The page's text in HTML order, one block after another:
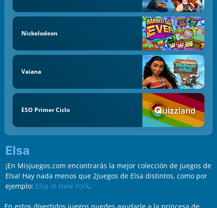
Nickelodeon
Vaiana
ESO Primer Ciclo
Elsa
¡En Misjuegos.com encontrarás la mejor colección de juegos de
Elsa! Hay nada menos que 2juegos de Elsa distintos, como por
ejemplo: Elsa in New York.
En estos divertidos juegos puedes ayudarle a la princesa de